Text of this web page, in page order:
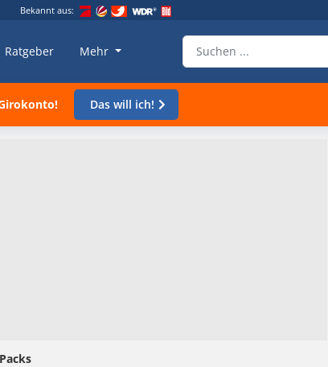
Bekannt aus:
Ratgeber Mehr
Das will ich!